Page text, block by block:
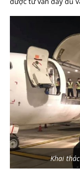
Khai